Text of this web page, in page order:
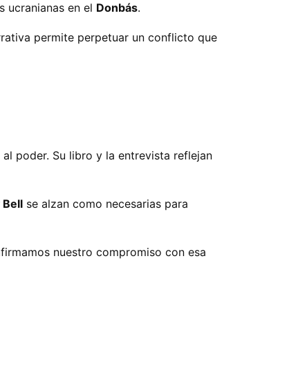
ucranianas en el Donbás.
permite perpetuar un conflicto que
poder. Su libro y la entrevista reflejan
Bell se alzan como necesarias para
nuestro compromiso con esa